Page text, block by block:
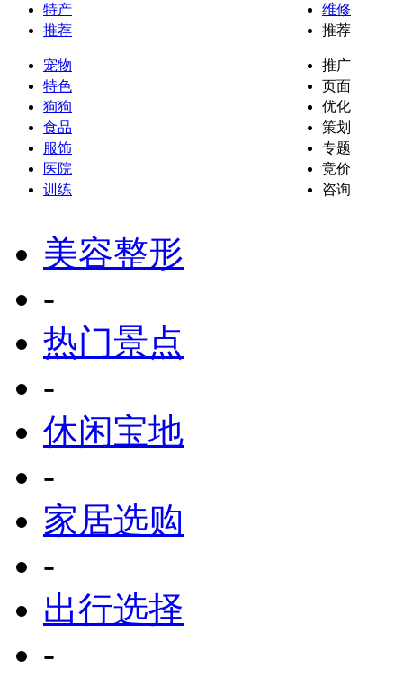
特产
推荐
宠物
特色
狗狗
食品
服饰
医院
训练
维修
推荐
推广
页面
优化
策划
专题
竞价
咨询
美容整形
-
热门景点
-
休闲宝地
-
家居选购
-
出行选择
-